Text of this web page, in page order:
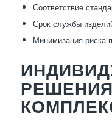
Соответствие
Срок службы
Минимизация риска